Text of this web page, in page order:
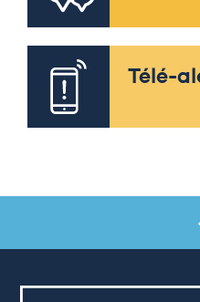
Télé-